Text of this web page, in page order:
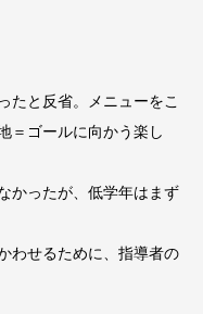
たと反省。メニューをこ
＝ゴールに向かう楽し
かったが、低学年はまず
わせるために、指導者の